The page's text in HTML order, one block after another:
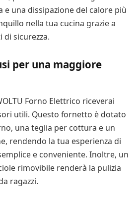
e una dissipazione del calore più
nella tua cucina grazie a
sicurezza.
per una maggiore
Forno Elettrico riceverai
utili. Questo fornetto è dotato
una teglia per cottura e un
rendendo la tua esperienza di
e conveniente. Inoltre, un
rimovibile renderà la pulizia
ragazzi.